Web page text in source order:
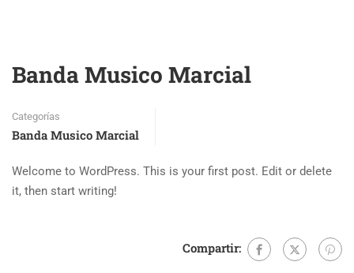
Banda Musico Marcial
Categorías
Banda Musico Marcial
Welcome to WordPress. This is your first post. Edit or delete
it, then start writing!
Compartir: